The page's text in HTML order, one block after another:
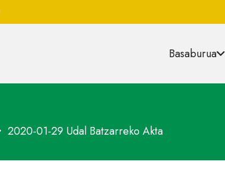
Basaburua
2020-01-29 Udal Batzarreko Akta